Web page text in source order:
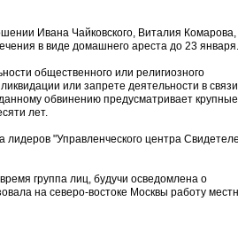
Ивана Чайковского, Виталия Комарова,
в виде домашнего ареста до 23 января.
общественного или религиозного
или запрете деятельности в
обвинению предусматривает крупные
лет.
"Управленческого центра
группа лиц, будучи осведомлена о
на северо-востоке Москвы работу